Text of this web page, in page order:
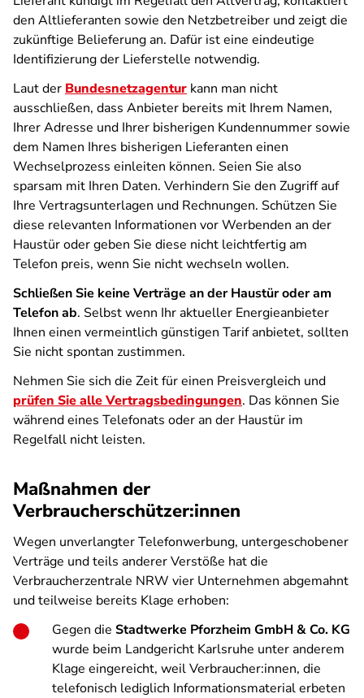
den Altlieferanten sowie den Netzbetreiber und zeigt die
zukünftige Belieferung an. Dafür ist eine eindeutige
Identifizierung der Lieferstelle notwendig.
Laut der Bundesnetzagentur kann man nicht
ausschließen, dass Anbieter bereits mit Ihrem Namen,
Ihrer Adresse und Ihrer bisherigen Kundennummer sowie
dem Namen Ihres bisherigen Lieferanten einen
Wechselprozess einleiten können. Seien Sie also
sparsam mit Ihren Daten. Verhindern Sie den Zugriff auf
Ihre Vertragsunterlagen und Rechnungen. Schützen Sie
diese relevanten Informationen vor Werbenden an der
Haustür oder geben Sie diese nicht leichtfertig am
Telefon preis, wenn Sie nicht wechseln wollen.
Schließen Sie keine Verträge an der Haustür oder am
Telefon ab. Selbst wenn Ihr aktueller Energieanbieter
Ihnen einen vermeintlich günstigen Tarif anbietet, sollten
Sie nicht spontan zustimmen.
Nehmen Sie sich die Zeit für einen Preisvergleich und
prüfen Sie alle Vertragsbedingungen. Das können Sie
während eines Telefonats oder an der Haustür im
Regelfall nicht leisten.
Maßnahmen der
Verbraucherschützer:innen
Wegen unverlangter Telefonwerbung, untergeschobener
Verträge und teils anderer Verstöße hat die
Verbraucherzentrale NRW vier Unternehmen abgemahnt
und teilweise bereits Klage erhoben:
Gegen die Stadtwerke Pforzheim GmbH & Co. KG
wurde beim Landgericht Karlsruhe unter anderem
Klage eingereicht, weil Verbraucher:innen, die
telefonisch lediglich Informationsmaterial erbeten